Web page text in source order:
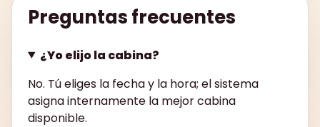
Preguntas frecuentes
¿Yo elijo la cabina?
No. Tú eliges la fecha y la hora; el sistema
asigna internamente la mejor cabina
disponible.